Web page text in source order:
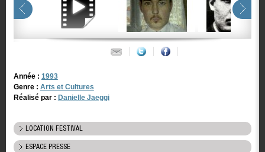
Année : 1993
Genre : Arts et Cultures
Réalisé par : Danielle Jaeggi
LOCATION FESTIVAL
ESPACE PRESSE